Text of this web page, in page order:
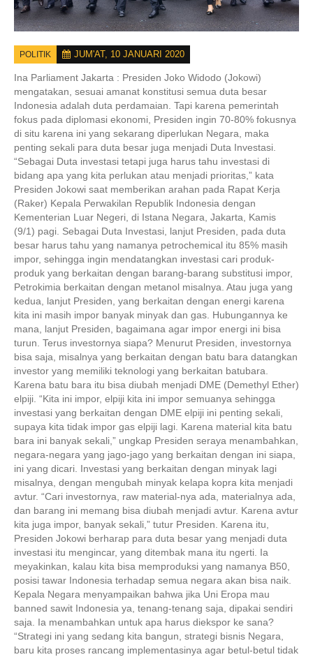
POLITIK JUM'AT, 10 JANUARI 2020
Ina Parliament Jakarta : Presiden Joko Widodo (Jokowi)
mengatakan, sesuai amanat konstitusi semua duta besar
Indonesia adalah duta perdamaian. Tapi karena pemerintah
fokus pada diplomasi ekonomi, Presiden ingin 70-80% fokusnya
di situ karena ini yang sekarang diperlukan Negara, maka
penting sekali para duta besar juga menjadi Duta Investasi.
“Sebagai Duta investasi tetapi juga harus tahu investasi di
bidang apa yang kita perlukan atau menjadi prioritas,” kata
Presiden Jokowi saat memberikan arahan pada Rapat Kerja
(Raker) Kepala Perwakilan Republik Indonesia dengan
Kementerian Luar Negeri, di Istana Negara, Jakarta, Kamis
(9/1) pagi. Sebagai Duta Investasi, lanjut Presiden, pada duta
besar harus tahu yang namanya petrochemical itu 85% masih
impor, sehingga ingin mendatangkan investasi cari produk-
produk yang berkaitan dengan barang-barang substitusi impor,
Petrokimia berkaitan dengan metanol misalnya. Atau juga yang
kedua, lanjut Presiden, yang berkaitan dengan energi karena
kita ini masih impor banyak minyak dan gas. Hubungannya ke
mana, lanjut Presiden, bagaimana agar impor energi ini bisa
turun. Terus investornya siapa? Menurut Presiden, investornya
bisa saja, misalnya yang berkaitan dengan batu bara datangkan
investor yang memiliki teknologi yang berkaitan batubara.
Karena batu bara itu bisa diubah menjadi DME (Demethyl Ether)
elpiji. “Kita ini impor, elpiji kita ini impor semuanya sehingga
investasi yang berkaitan dengan DME elpiji ini penting sekali,
supaya kita tidak impor gas elpiji lagi. Karena material kita batu
bara ini banyak sekali,” ungkap Presiden seraya menambahkan,
negara-negara yang jago-jago yang berkaitan dengan ini siapa,
ini yang dicari. Investasi yang berkaitan dengan minyak lagi
misalnya, dengan mengubah minyak kelapa kopra kita menjadi
avtur. “Cari investornya, raw material-nya ada, materialnya ada,
dan barang ini memang bisa diubah menjadi avtur. Karena avtur
kita juga impor, banyak sekali,” tutur Presiden. Karena itu,
Presiden Jokowi berharap para duta besar yang menjadi duta
investasi itu mengincar, yang ditembak mana itu ngerti. Ia
meyakinkan, kalau kita bisa memproduksi yang namanya B50,
posisi tawar Indonesia terhadap semua negara akan bisa naik.
Kepala Negara menyampaikan bahwa jika Uni Eropa mau
banned sawit Indonesia ya, tenang-tenang saja, dipakai sendiri
saja. Ia menambahkan untuk apa harus diekspor ke sana?
“Strategi ini yang sedang kita bangun, strategi bisnis Negara,
baru kita proses rancang implementasinya agar betul-betul tidak